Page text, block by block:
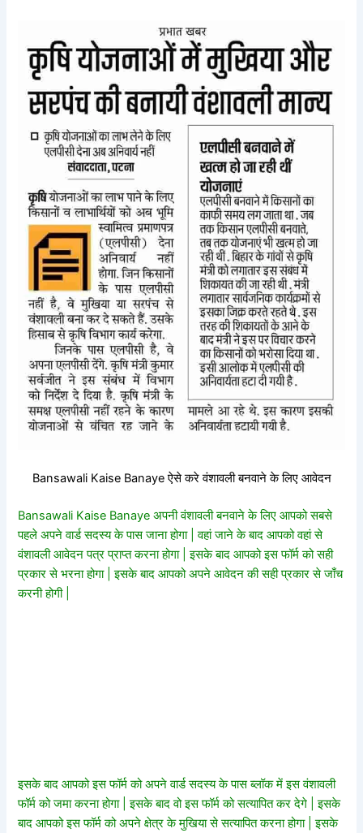
Bansawali Kaise Banaye ऐसे करे वंशावली बनवाने के लिए आवेदन
Bansawali Kaise Banaye अपनी वंशावली बनवाने के लिए आपको सबसे
पहले अपने वार्ड सदस्य के पास जाना होगा | वहां जाने के बाद आपको वहां से
वंशावली आवेदन पत्र प्राप्त करना होगा | इसके बाद आपको इस फॉर्म को सही
प्रकार से भरना होगा | इसके बाद आपको अपने आवेदन की सही प्रकार से जाँच
करनी होगी |
इसके बाद आपको इस फॉर्म को अपने वार्ड सदस्य के पास ब्लॉक में इस वंशावली
फॉर्म को जमा करना होगा | इसके बाद वो इस फॉर्म को सत्यापित कर देगे | इसके
बाद आपको इस फॉर्म को अपने क्षेत्र के मुखिया से सत्यापित करना होगा | इसके